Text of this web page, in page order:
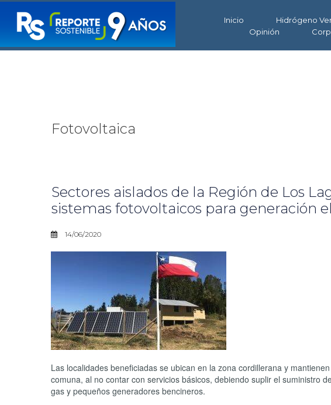
Inicio Hidrógeno
Opinión
Fotovoltaica
Sectores aislados de la Región de Los
sistemas fotovoltaicos para generación
14/06/2020
Las localidades beneficiadas se ubican en la zona cordillerana y
comuna, al no contar con servicios básicos, debiendo suplir el suministro
gas y pequeños generadores bencineros.